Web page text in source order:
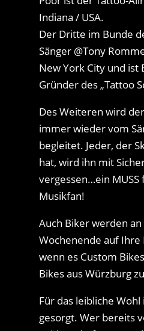
Indiana / USA.
Der Dritte im Bunde
Sänger @Tony
New York City und ist
Gründer des „Tattoo
Des Weiteren wird
immer wieder vom
begleitet. Jeder, der
hat, wird ihn mit
vergessen…ein MUSS
Musikfan!
Auch Biker werden
Wochenende auf
wenn es Custom
Bikes aus Würzburg
Für das leibliche
gesorgt. Wer bereits